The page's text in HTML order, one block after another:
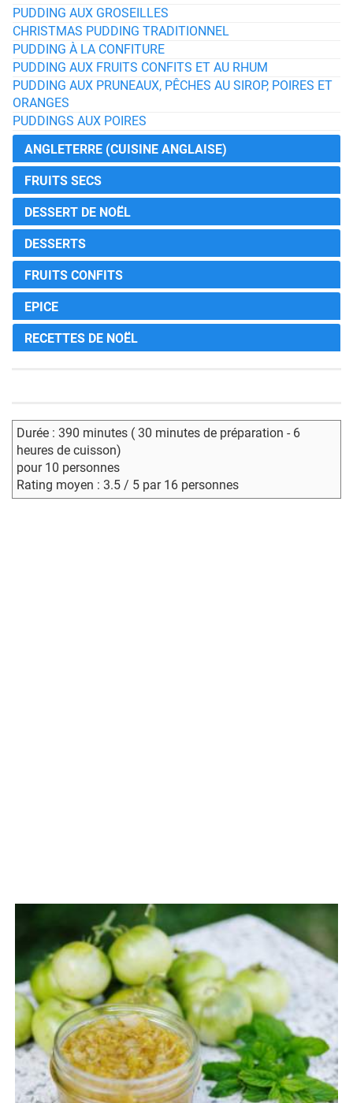
PUDDING AUX GROSEILLES
CHRISTMAS PUDDING TRADITIONNEL
PUDDING À LA CONFITURE
PUDDING AUX FRUITS CONFITS ET AU RHUM
PUDDING AUX PRUNEAUX, PÊCHES AU SIROP, POIRES ET
ORANGES
PUDDINGS AUX POIRES
ANGLETERRE (CUISINE ANGLAISE)
FRUITS SECS
DESSERT DE NOËL
DESSERTS
FRUITS CONFITS
EPICE
RECETTES DE NOËL
Durée : 390 minutes ( 30 minutes de préparation - 6
heures de cuisson)
pour 10 personnes
Rating moyen : 3.5 / 5 par 16 personnes